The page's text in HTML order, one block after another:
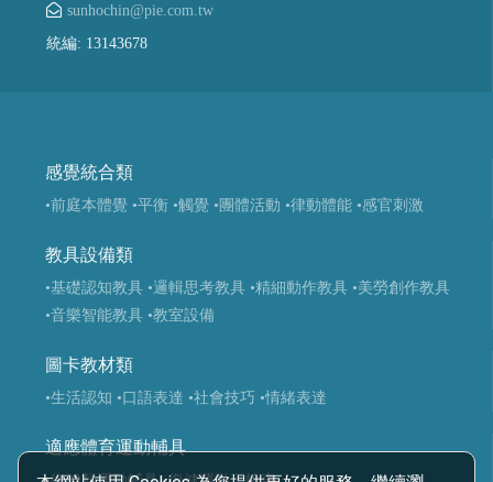
sunhochin@pie.com.tw
統編: 13143678
感覺統合類
•前庭本體覺 •平衡 •觸覺 •團體活動 •律動體能 •感官刺激
教具設備類
•基礎認知教具 •邏輯思考教具 •精細動作教具 •美勞創作教具
•音樂智能教具 •教室設備
圖卡教材類
•生活認知 •口語表達 •社會技巧 •情緒表達
適應體育運動輔具